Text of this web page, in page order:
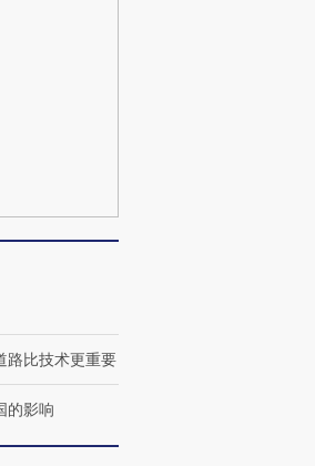
路比技术更重要
的影响